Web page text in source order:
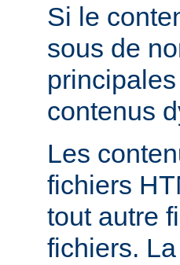
Si le
sous de
contenus
Les
fichiers
tout autre
fichiers.